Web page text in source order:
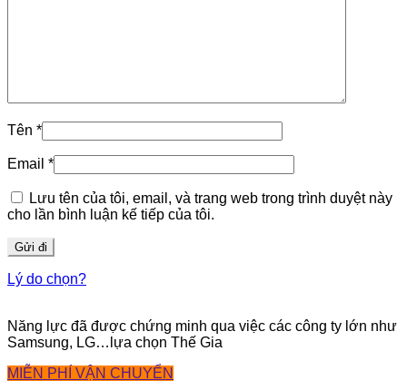
Tên *
Email *
Lưu tên của tôi, email, và trang web trong trình duyệt này
cho lần bình luận kế tiếp của tôi.
Lý do chọn?
Năng lực đã được chứng minh qua việc các công ty lớn như
Samsung, LG…lựa chọn Thế Gia
MIỄN PHÍ VẬN CHUYỂN